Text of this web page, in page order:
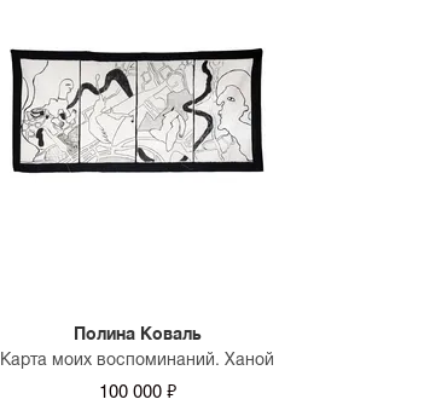
Полина Коваль
Карта моих воспоминаний. Ханой
100 000 ₽